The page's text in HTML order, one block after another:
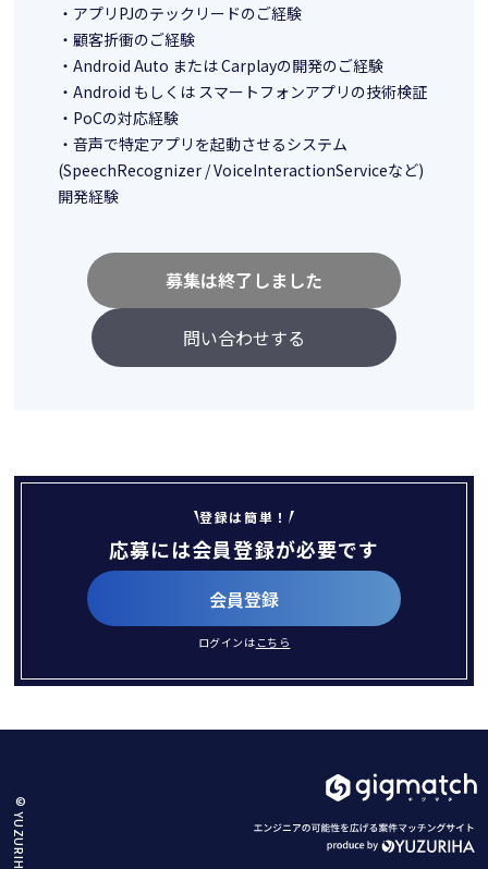
・アプリPJのテックリードのご経験
・顧客折衝のご経験
・Android Auto または Carplayの開発のご経験
・Android もしくは スマートフォンアプリの技術検証
・PoCの対応経験
・音声で特定アプリを起動させるシステム
(SpeechRecognizer / VoiceInteractionServiceなど)
開発経験
問い合わせする
募集は終了しました
登録は簡単！
応募には会員登録が必要です
会員登録
ログインは こちら